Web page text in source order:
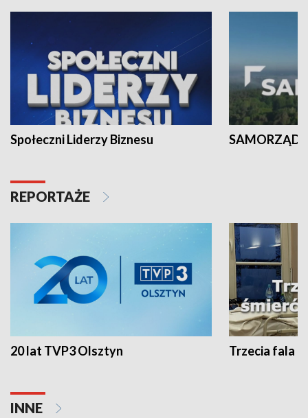
Społeczni Liderzy Biznesu SAMORZĄD
REPORTAŻE
20 lat TVP3 Olsztyn Trzecia fala -
INNE